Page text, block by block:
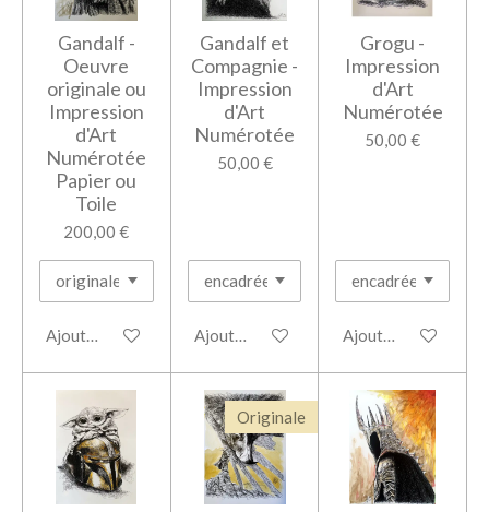
Gandalf -
Oeuvre
originale ou
Impression
d'Art
Numérotée
Papier ou
Toile
200,00 €
Ajouter au panier
Gandalf et
Compagnie -
Impression
d'Art
Numérotée
50,00 €
Ajouter au panier
Grogu -
Impression
d'Art
Numérotée
50,00 €
Ajouter au panier
Originale